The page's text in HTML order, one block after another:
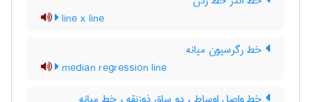
line x line
خط رگرسیون میانه
median regression line